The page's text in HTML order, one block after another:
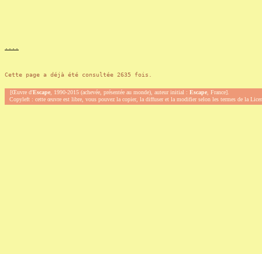
Cette page a déjà été consultée 2635 fois.
[Œuvre d'Escape, 1990-2015 (achevée, présentée au monde), auteur initial :Escape, France].
Copyleft : cette œuvre est libre, vous pouvez la copier, la diffuser et la modifier selon les termes de la